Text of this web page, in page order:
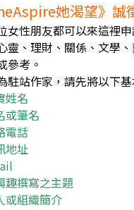
她渴望》誠
女性朋友都可以來這裡
靈、理財、關係、文學
參考。
駐站作家，請先將以下
姓名
或筆名
電話
地址
趣撰寫之主題
或組織簡介